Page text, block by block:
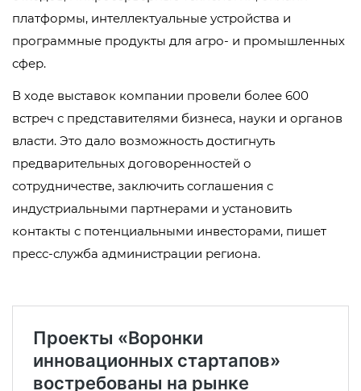
платформы, интеллектуальные устройства и
программные продукты для агро- и промышленных
сфер.
В ходе выставок компании провели более 600
встреч с представителями бизнеса, науки и органов
власти. Это дало возможность достигнуть
предварительных договоренностей о
сотрудничестве, заключить соглашения с
индустриальными партнерами и установить
контакты с потенциальными инвесторами, пишет
пресс-служба администрации региона.